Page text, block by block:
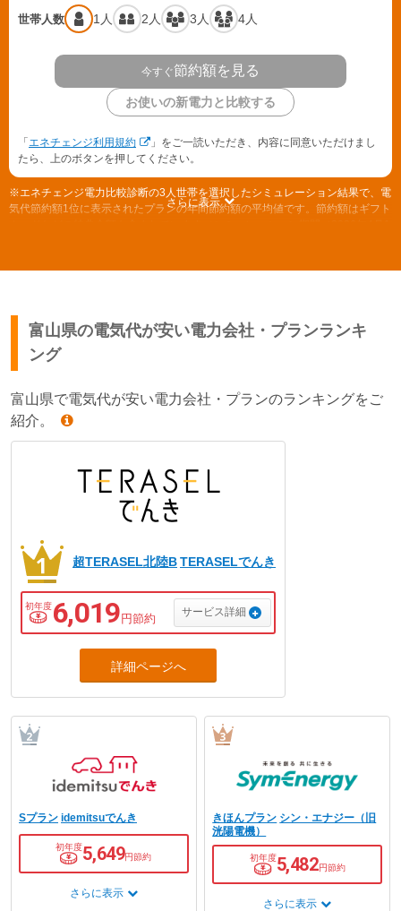
世帯人数 1人 2人 3人 4人
今すぐ節約額を見る
お使いの新電力と比較する
「 エネチェンジ利用規約
」をご一読いただき、内容に同意いただけまし
たら、上のボタンを押してください。
※エネチェンジ電力比較診断の3人世帯を選択したシミュレーション結果で、電
気代節約額1位に表示されたプランの年間節約額の平均値です。節約額はギフト
期間/2023年9月～2024年8月)
さらに表示
富山県の電気代が安い電力会社・プランランキ
ング
富山県で電気代が安い電力会社・プランのランキングをご
紹介。
超TERASEL北陸BTERASELでんき
初年度6,019 円節約 サービス詳細
Sプラン idemitsuでんき
初年度5,649円節約
さらに表示
きほんプラン シン・エナジー（旧
洸陽電機）
初年度5,482円節約
さらに表示